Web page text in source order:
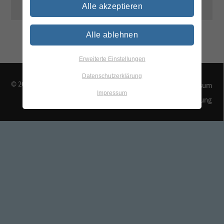
© 2026 TEGEWA e.V.
Impressum
Datenschutzerklärung
Alle akzeptieren
Alle ablehnen
Erweiterte Einstellungen
Datenschutzerklärung
Impressum